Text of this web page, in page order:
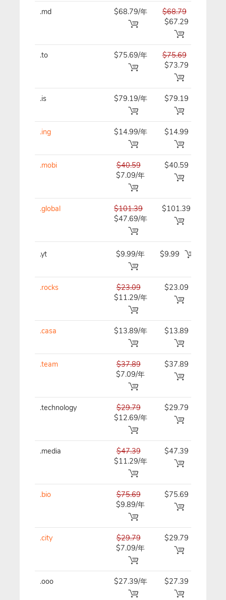
.md $68.79/年
$68.79
$67.29
.to $75.69/年
$75.69
$73.79
.is $79.19/年 $79.19
.ing $14.99/年 $14.99
.mobi
$40.59
$7.09/年
$40.59
.global
$101.39
$47.69/年
$101.39
.yt $9.99/年 $9.99
.rocks
$23.09
$11.29/年
$23.09
.casa $13.89/年 $13.89
.team
$37.89
$7.09/年
$37.89
.technology
$29.79
$12.69/年
$29.79
.media
$47.39
$11.29/年
$47.39
.bio
$75.69
$9.89/年
$75.69
.city
$29.79
$7.09/年
$29.79
.ooo $27.39/年 $27.39